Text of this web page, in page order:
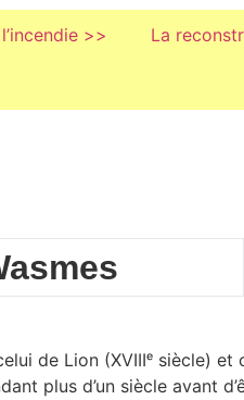
>> La
de Lion (XVIIIᵉ siècle) et
plus d’un siècle avant